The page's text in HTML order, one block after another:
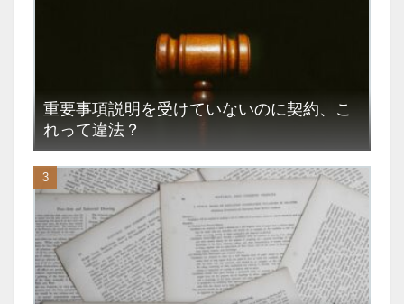
重要事項説明を受けていないのに契約、こ
れって違法？